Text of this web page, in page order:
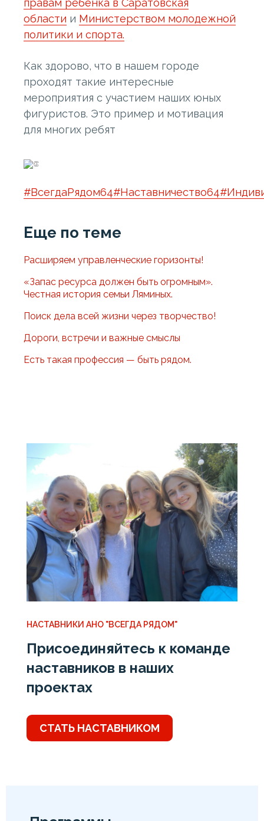
области и Министерством молодежной
политики и спорта.
Как здорово, что в нашем городе
проходят такие интересные
мероприятия с участием наших юных
фигуристов. Это пример и мотивация
для многих ребят
#ВсегдаРядом64#Наставничество64
Еще по теме
Расширяем управленческие горизонты!
«Запас ресурса должен быть огромным».
Честная история семьи Ляминых.
Поиск дела всей жизни через творчество!
Дороги, встречи и важные смыслы
Есть такая профессия — быть рядом.
НАСТАВНИКИ АНО "ВСЕГДА РЯДОМ"
Присоединяйтесь к команде
наставников в наших
проектах
СТАТЬ НАСТАВНИКОМ